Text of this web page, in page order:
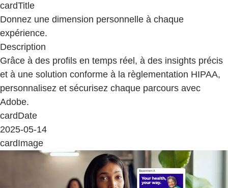
cardTitle
Donnez une dimension personnelle à chaque
expérience.
Description
Grâce à des profils en temps réel, à des insights précis
et à une solution conforme à la règlementation HIPAA,
personnalisez et sécurisez chaque parcours avec
Adobe.
cardDate
2025-05-14
cardImage